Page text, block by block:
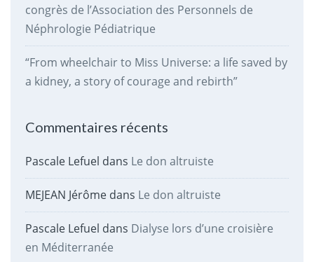
congrès de l’Association des Personnels de
Néphrologie Pédiatrique
“From wheelchair to Miss Universe: a life saved by
a kidney, a story of courage and rebirth”
Commentaires récents
Pascale Lefuel dans Le don altruiste
MEJEAN Jérômedans Le don altruiste
Pascale Lefuel dans Dialyse lors d’une croisière
en Méditerranée